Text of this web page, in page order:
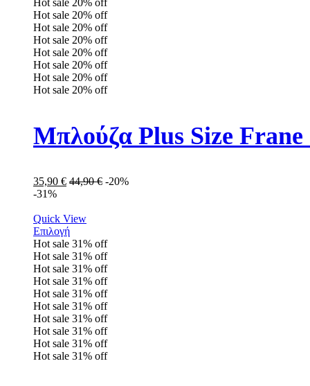
Hot sale 20% off
Hot sale 20% off
Hot sale 20% off
Hot sale 20% off
Hot sale 20% off
Hot sale 20% off
Hot sale 20% off
Hot sale 20% off
Μπλούζα Plus Size
35,90 € 44,90€ -20%
-31%
Quick View
Επιλογή
Hot sale 31% off
Hot sale 31% off
Hot sale 31% off
Hot sale 31% off
Hot sale 31% off
Hot sale 31% off
Hot sale 31% off
Hot sale 31% off
Hot sale 31% off
Hot sale 31% off